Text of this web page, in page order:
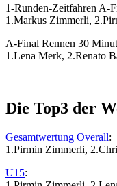
1-Runden-Zeitfahren A-
1.Markus Zimmerli,
A-Final Rennen 30
1.Lena Merk, 2.Renato
Die Top3 der
Gesamtwertung Overall:
1.Pirmin Zimmerli,
U15: